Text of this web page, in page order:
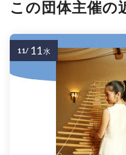
この団体主催の
11/ 11水